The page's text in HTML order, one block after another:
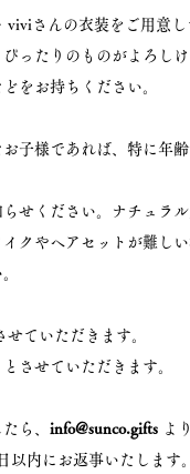
viviさんの衣装をご用意
ったりのものがよろし
をお持ちください。
子様であれば、 特に年
せください。ナチュラ
クやヘアセットが難し
せていただきます。
させていただきます。
ら、 info@sunco.gifts よ
内にお返事いたします